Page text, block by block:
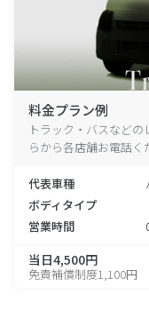
料金プラン例
トラック・バスなど
らから各店舗お電話く
代表車種
ボディタイプ
営業時間
当日4,500円
免責補償制度1,100円